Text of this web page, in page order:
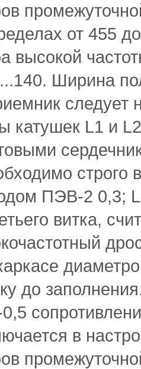
от 455
высокой
Ширина
катушек L1 и
строго
ПЭВ-2 0,3;
витка,
до
в